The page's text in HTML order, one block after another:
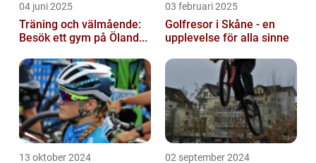
04 juni 2025
Träning och välmående:
Besök ett gym på Öland...
03 februari 2025
Golfresor i Skåne - en
upplevelse för alla sinne
13 oktober 2024 02 september 2024